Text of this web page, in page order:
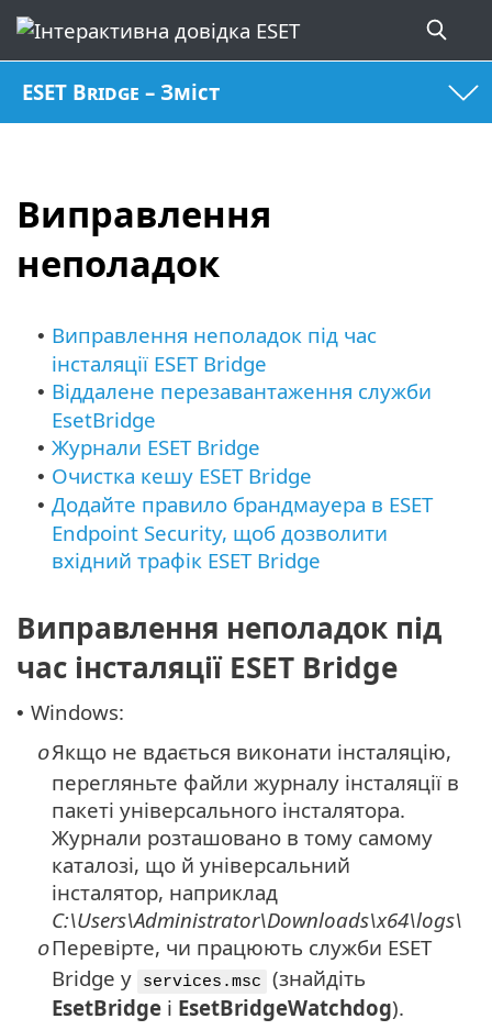
ESET Bridge – Зміст
Виправлення
неполадок
• Виправлення неполадок під час
інсталяції ESET Bridge
• Віддалене перезавантаження служби
EsetBridge
• Журнали ESET Bridge
• Очистка кешу ESET Bridge
• Додайте правило брандмауера в ESET
Endpoint Security, щоб дозволити
вхідний трафік ESET Bridge
Виправлення неполадок під
час інсталяції ESET Bridge
• Windows:
oЯкщо не вдається виконати інсталяцію,
перегляньте файли журналу інсталяції в
пакеті універсального інсталятора.
Журнали розташовано в тому самому
каталозі, що й універсальний
інсталятор, наприклад
C:\Users\Administrator\Downloads\x64\logs\
oПеревірте, чи працюють служби ESET
Bridge у
services.msc
(знайдіть
EsetBridge і EsetBridgeWatchdog).